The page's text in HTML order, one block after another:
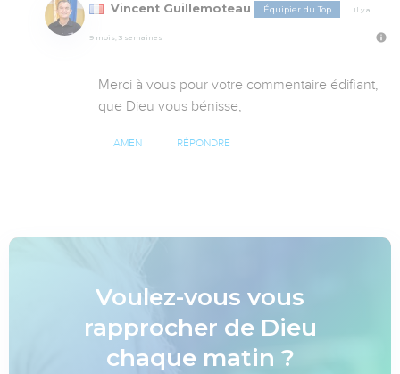
Vincent Guillemoteau Équipier du Top Il y a
9 mois, 3 semaines
Merci à vous pour votre commentaire édifiant,
que Dieu vous bénisse;
AMEN RÉPONDRE
Voulez-vous vous
rapprocher de Dieu
chaque matin ?